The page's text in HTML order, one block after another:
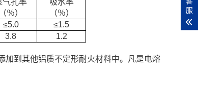
气孔率
（％）
吸水率
（％）
≤5.0
≤1.5
3.8
1.2
加到其他铝质不定形耐火材料中。凡是电熔
服